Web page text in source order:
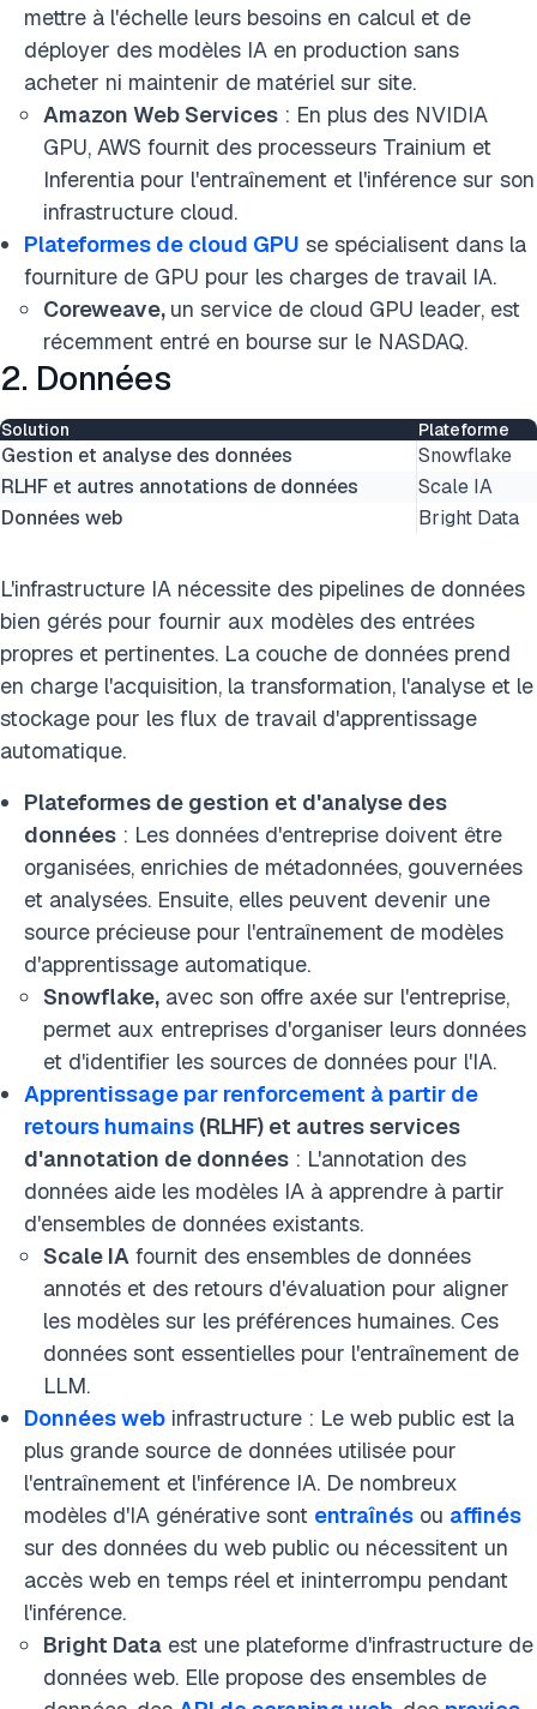
mettre à l'échelle leurs besoins en calcul et de
déployer des modèles IA en production sans
acheter ni maintenir de matériel sur site.
Amazon Web Services : En plus des NVIDIA
GPU, AWS fournit des processeurs Trainium et
Inferentia pour l'entraînement et l'inférence sur son
infrastructure cloud.
Plateformes de cloud GPU se spécialisent dans la
fourniture de GPU pour les charges de travail IA.
Coreweave, un service de cloud GPU leader, est
récemment entré en bourse sur le NASDAQ.
2. Données
Solution Plateforme
Gestion et analyse des données
Snowflake
RLHF et autres annotations de données
Scale IA
Données web
Bright Data
L'infrastructure IA nécessite des pipelines de données
bien gérés pour fournir aux modèles des entrées
propres et pertinentes. La couche de données prend
en charge l'acquisition, la transformation, l'analyse et le
stockage pour les flux de travail d'apprentissage
automatique.
Plateformes de gestion et d'analyse des
données : Les données d'entreprise doivent être
organisées, enrichies de métadonnées, gouvernées
et analysées. Ensuite, elles peuvent devenir une
source précieuse pour l'entraînement de modèles
d'apprentissage automatique.
Snowflake, avec son offre axée sur l'entreprise,
permet aux entreprises d'organiser leurs données
et d'identifier les sources de données pour l'IA.
Apprentissage par renforcement à partir de
retours humains (RLHF) et autres services
d'annotation de données : L'annotation des
données aide les modèles IA à apprendre à partir
d'ensembles de données existants.
Scale IA fournit des ensembles de données
annotés et des retours d'évaluation pour aligner
les modèles sur les préférences humaines. Ces
données sont essentielles pour l'entraînement de
LLM.
Données web infrastructure : Le web public est la
plus grande source de données utilisée pour
l'entraînement et l'inférence IA. De nombreux
modèles d'IA générative sont entraînés ou affinés
sur des données du web public ou nécessitent un
accès web en temps réel et ininterrompu pendant
l'inférence.
Bright Data est une plateforme d'infrastructure de
données web. Elle propose des ensembles de